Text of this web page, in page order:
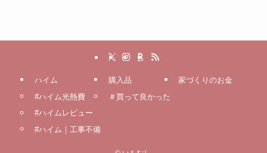
ハイム
#ハイム光熱費
#ハイムレビュー
#ハイム｜工事不備
購入品
＃買って良かった
家づくりのお金